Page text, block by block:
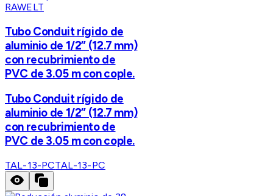
RAWELT
Tubo Conduit rígido de
aluminio de 1/2” (12.7 mm)
con recubrimiento de
PVC de 3.05 m con cople.
Tubo Conduit rígido de
aluminio de 1/2” (12.7 mm)
con recubrimiento de
PVC de 3.05 m con cople.
TAL-13-PCTAL-13-PC